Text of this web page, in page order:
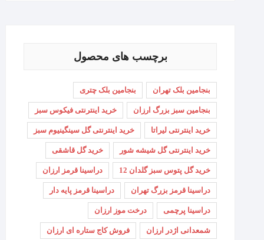
برچسب های محصول
بنجامین بلک تهران بنجامین بلک چتری
بنجامین سبز بزرگ ارزان خرید اینترنتی فیکوس سبز
خرید اینترنتی لیراتا خرید اینترنتی گل سینگینیوم سبز
خرید اینترنتی گل شیشه شور خرید گل قاشقی
خرید گل پتوس سبز گلدان 12 دراسینا قرمز ارزان
دراسینا قرمز بزرگ تهران دراسینا قرمز پایه دار
دراسینا پرچمی درخت موز ارزان
شمعدانی اژدر ارزان فروش کاج ستاره ای ارزان